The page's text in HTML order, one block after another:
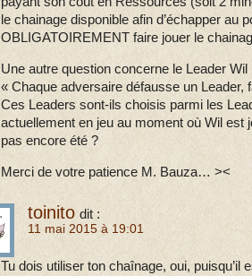
le chainage disponible afin d’échapper au
OBLIGATOIREMENT faire jouer le
Une autre question concerne le Leader Wil
« Chaque adversaire défausse un Leader,
Ces Leaders sont-ils choisis parmi les
actuellement en jeu au moment où Wil est
pas encore été ?
Merci de votre patience M. Bauza… ><
toinito dit :
11 mai 2015 à 19:01
Tu dois utiliser ton chaînage, oui, puisqu’il